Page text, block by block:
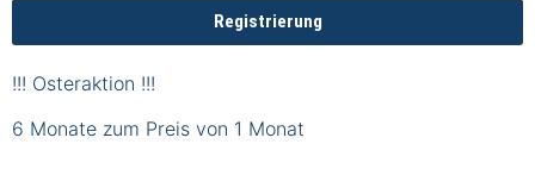
Registrierung
!!! Osteraktion !!!
6 Monate zum Preis von 1 Monat